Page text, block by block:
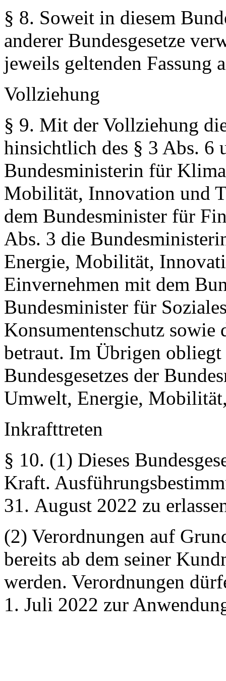
§ 8. Soweit in diesem
anderer Bundesgesetze
jeweils geltenden Fassung
Vollziehung
§ 9. Mit der Vollziehung
hinsichtlich des § 3 Abs. 6
Bundesministerin für
Mobilität, Innovation und
dem Bundesminister für
Abs. 3 die
Energie, Mobilität,
Einvernehmen mit dem
Bundesminister für
Konsumentenschutz sowie
betraut. Im Übrigen
Bundesgesetzes der
Umwelt, Energie,
Inkrafttreten
§ 10. (1) Dieses
Kraft.
31. August 2022 zu
(2) Verordnungen auf
bereits ab dem seiner
werden. Verordnungen
1. Juli 2022 zur